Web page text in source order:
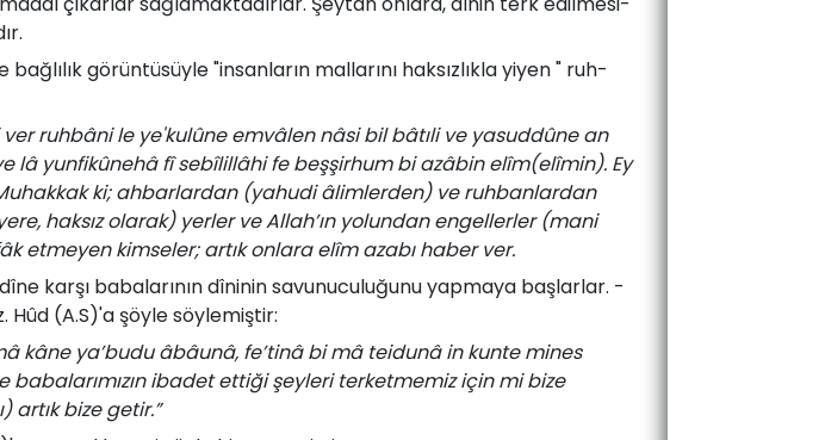
­gö­rün­tü­süy­le­ "in­san­la­rın ­mal­la­rı­nı ­hak­sız­lık­la­ yi­yen " ­ruh­
ruhbâni le ye'kulûne emvâlen nâsi bil bâtıli ve yasuddûne an
lâ yunfikûnehâ fî sebîlillâhi fe beşşirhum bi azâbin elîm(elîmin). Ey
ki; ahbarlardan (yahudi âlimlerden) ve ruhbanlardan
haksız olarak) yerler ve Allah’ın yolundan engellerler (mani
etmeyen kimseler; artık onlara elîm azabı haber ver.
kar­şı­ ba­ba­la­rı­nın dî­ni­nin ­sa­vu­nu­cu­lu­ğu­nu ­yap­ma­ya­ baş­lar­lar.
Hûd­ (A.S)'a­ şöy­le ­söy­le­miş­tir:­
kâne ya’budu âbâunâ, fe’tinâ bi mâ teidunâ in kunte mines
babalarımızın ibadet ettiği şeyleri terketmemiz için mi bize
artık bize getir.”